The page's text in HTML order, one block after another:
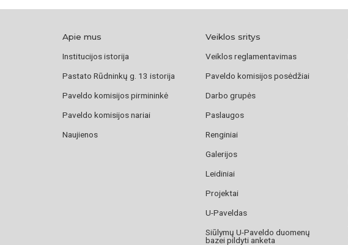
Apie mus
Institucijos istorija
Pastato Rūdninkų g. 13 istorija
Paveldo komisijos pirmininkė
Paveldo komisijos nariai
Naujienos
Veiklos sritys
Veiklos reglamentavimas
Paveldo komisijos posėdžiai
Darbo grupės
Paslaugos
Renginiai
Galerijos
Leidiniai
Projektai
U-Paveldas
Siūlymų U-Paveldo duomenų
bazei pildyti anketa